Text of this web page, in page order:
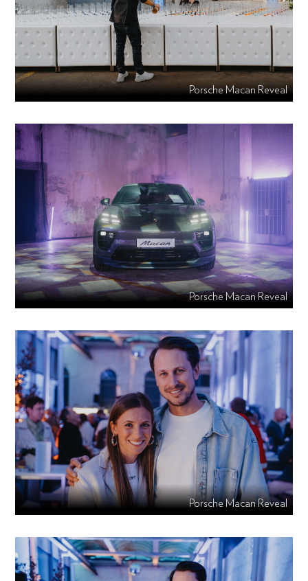
Porsche Macan Reveal
Porsche Macan Reveal
Porsche Macan Reveal